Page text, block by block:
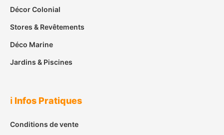
Décor Colonial
Stores & Revêtements
Déco Marine
Jardins & Piscines
ℹ️ Infos Pratiques
Conditions de vente